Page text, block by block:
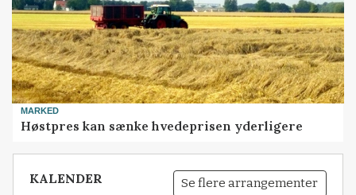
MARKED
Høstpres kan sænke hvedeprisen yderligere
KALENDER Se flere arrangementer